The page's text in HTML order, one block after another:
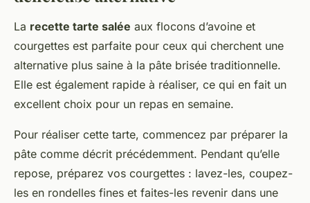
La recette tarte salée aux flocons d’avoine et
courgettes est parfaite pour ceux qui cherchent une
alternative plus saine à la pâte brisée traditionnelle.
Elle est également rapide à réaliser, ce qui en fait un
excellent choix pour un repas en semaine.
Pour réaliser cette tarte, commencez par préparer la
pâte comme décrit précédemment. Pendant qu’elle
repose, préparez vos courgettes : lavez-les, coupez-
les en rondelles fines et faites-les revenir dans une